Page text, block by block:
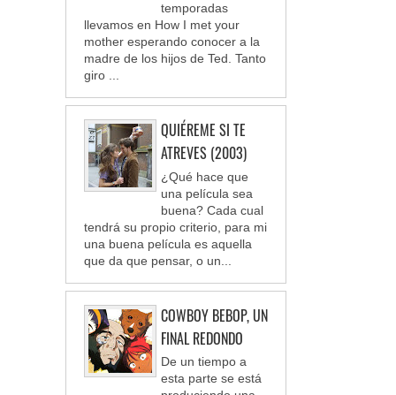
temporadas
llevamos en How I met your
mother esperando conocer a la
madre de los hijos de Ted. Tanto
giro ...
QUIÉREME SI TE
ATREVES (2003)
¿Qué hace que
una película sea
buena? Cada cual
tendrá su propio criterio, para mi
una buena película es aquella
que da que pensar, o un...
COWBOY BEBOP, UN
FINAL REDONDO
De un tiempo a
esta parte se está